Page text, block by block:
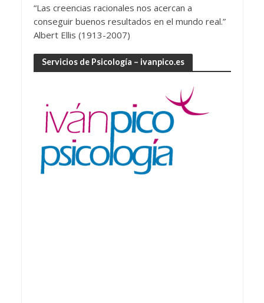
“Las creencias racionales nos acercan a
conseguir buenos resultados en el mundo real.”
Albert Ellis (1913-2007)
Servicios de Psicología – ivanpico.es